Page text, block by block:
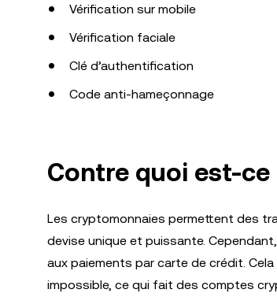
Vérification sur mobile
Vérification faciale
Clé d’authentification
Code anti-hameçonnage
Contre quoi est-
Les cryptomonnaies permettent des
devise unique et puissante.
aux paiements par carte de crédit.
impossible, ce qui fait des comptes